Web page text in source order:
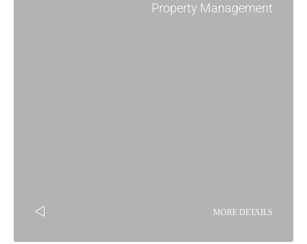
Property Management
MORE DETAILS